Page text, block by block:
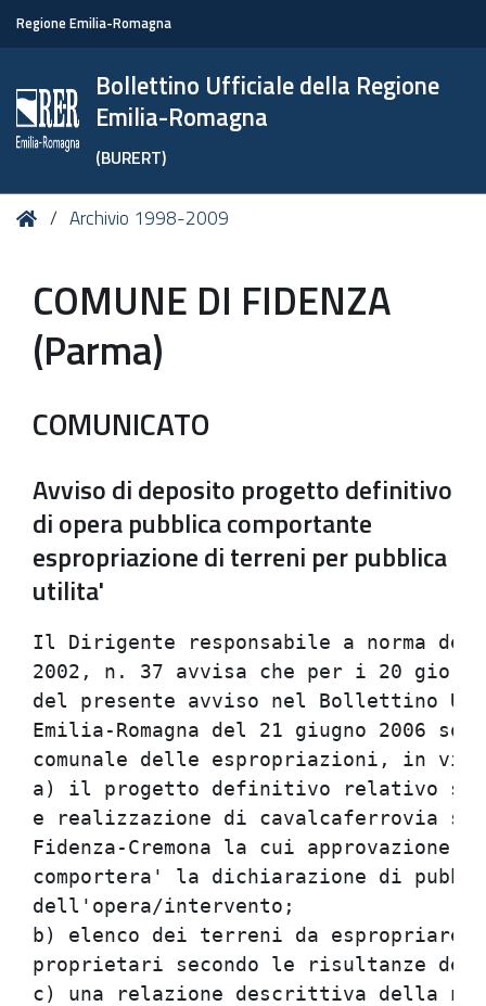
Regione Emilia-Romagna
Bollettino Ufficiale della Regione
Emilia-Romagna
(BURERT)
Tu HomeArchivio 1998-2009
COMUNE DI FIDENZA
(Parma)
COMUNICATO
Avviso di deposito progetto definitivo
di opera pubblica comportante
espropriazione di terreni per pubblica
utilita'
Il Dirigente responsabile a norma
2002, n. 37 avvisa che per i 20
del presente avviso nel Bollettino
Emilia-Romagna del 21 giugno 2006
comunale delle espropriazioni, in
a) il progetto definitivo relativo
e realizzazione di cavalcaferrovia
Fidenza-Cremona la cui approvazione
comportera' la dichiarazione di
dell'opera/intervento;
b) elenco dei terreni da espropriare
proprietari secondo le risultanze
c) una relazione descrittiva della